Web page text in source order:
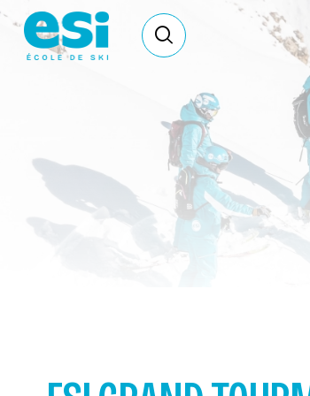
Ouvrir le formulaire